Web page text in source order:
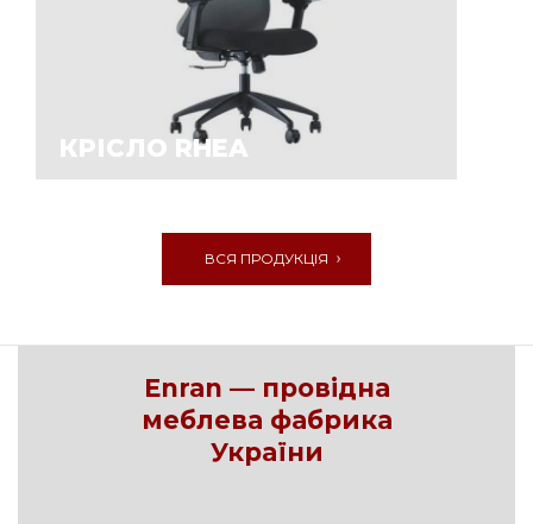
КРІСЛО RHEA
ВСЯ ПРОДУКЦІЯ
Enran — провідна
меблева фабрика
України